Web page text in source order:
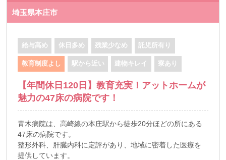
埼玉県本庄市
給与高め 休日多め 残業少なめ 託児所有り
教育制度よし 駅から近い 建物キレイ 寮あり
【年間休日120日】教育充実！アットホームが
魅力の47床の病院です！
青木病院は、高崎線の本庄駅から徒歩20分ほどの所にある
47床の病院です。
整形外科、肝臓内科に定評があり、地域に密着した医療を
提供しています。